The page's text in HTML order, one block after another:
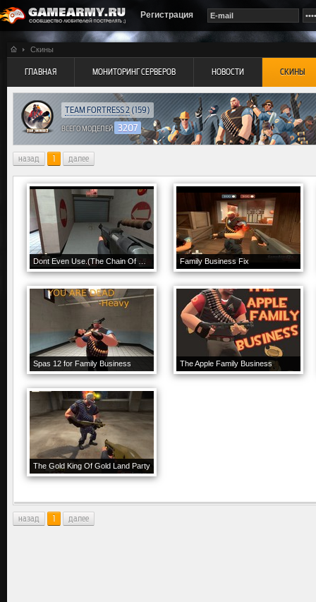
Регистрация
Скины
ГЛАВНАЯ МОНИТОРИНГ СЕРВЕРОВ НОВОСТИ СКИНЫ
TEAM FORTRESS 2(159)
ВСЕГО МОДЕЛЕЙ 3207
назад 1 далее
Family Business Fix
Spas 12 for Family Business The Apple Family Business
The Gold King Of Gold Land Party
назад 1 далее